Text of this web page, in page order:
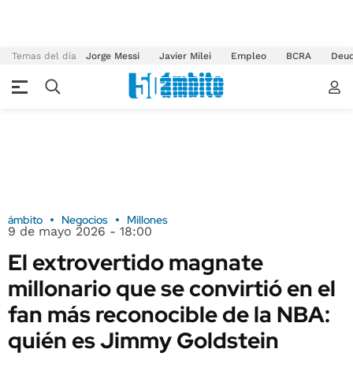
Temas del día Jorge Messi Javier Milei Empleo BCRA
ámbito Negocios Millones
9 de mayo 2026 - 18:00
El extrovertido magnate
millonario que se convirtió en el
fan más reconocible de la NBA:
quién es Jimmy Goldstein